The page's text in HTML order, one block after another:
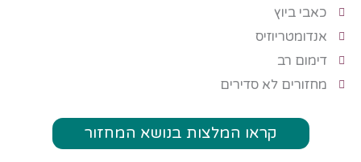
כאבי ביוץ
אנדומטריוזיס
דימום רב
מחזורים לא סדירים
קראו המלצות בנושא המחזור